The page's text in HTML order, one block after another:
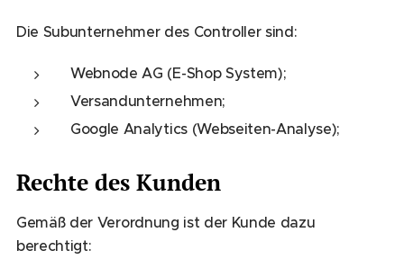
Die Subunternehmer des Controller sind:
Webnode AG (E-Shop System);
Versandunternehmen;
Google Analytics (Webseiten-Analyse);
Rechte des Kunden
Gemäß der Verordnung ist der Kunde dazu
berechtigt: